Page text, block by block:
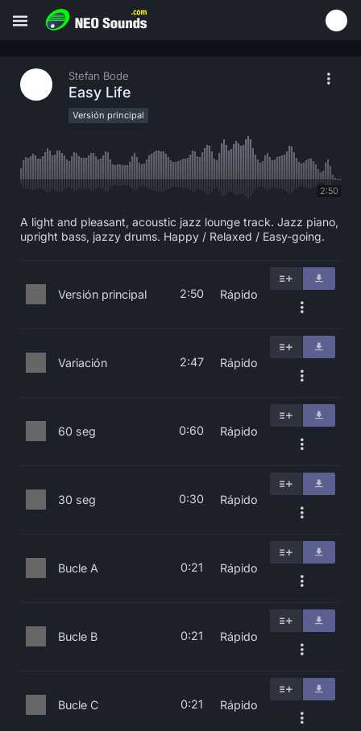
Stefan Bode
Easy Life
Versión principal
2:50
A light and pleasant, acoustic jazz lounge track. Jazz piano,
upright bass, jazzy drums. Happy / Relaxed / Easy-going.
Versión principal 2:50 Rápido
Variación 2:47 Rápido
60 seg 0:60 Rápido
30 seg 0:30 Rápido
Bucle A 0:21 Rápido
Bucle B 0:21 Rápido
Bucle C 0:21 Rápido